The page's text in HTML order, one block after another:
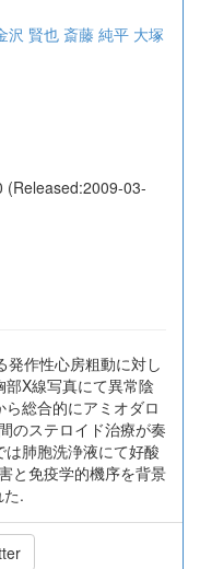
沢 賢也 斎藤 純平 大塚
03-
作性心房粗動に対し
X線写真にて異常陰
総合的にアミオダロ
のステロイド治療が奏
肺胞洗浄液にて好酸
と免疫学的機序を背景
.